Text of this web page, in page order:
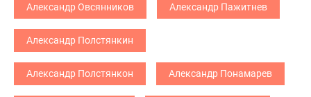
Александр Овсянников Александр Пажитнев
Александр Полстянкин
Александр Полстянкон Александр Понамарев